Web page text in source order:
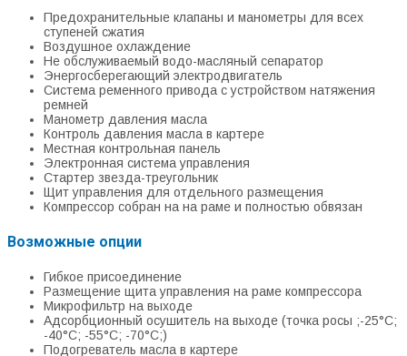
Предохранительные клапаны и манометры для всех
ступеней сжатия
Воздушное охлаждение
Не обслуживаемый водо-масляный сепаратор
Энергосберегающий электродвигатель
Система ременного привода с устройством натяжения
ремней
Манометр давления масла
Контроль давления масла в картере
Местная контрольная панель
Электронная система управления
Стартер звезда-треугольник
Щит управления для отдельного размещения
Компрессор собран на на раме и полностью обвязан
Возможные опции
Гибкое присоединение
Размещение щита управления на раме компрессора
Микрофильтр на выходе
Адсорбционный осушитель на выходе (точка росы ;-25°С;
-40°С; -55°С; -70°С;)
Подогреватель масла в картере